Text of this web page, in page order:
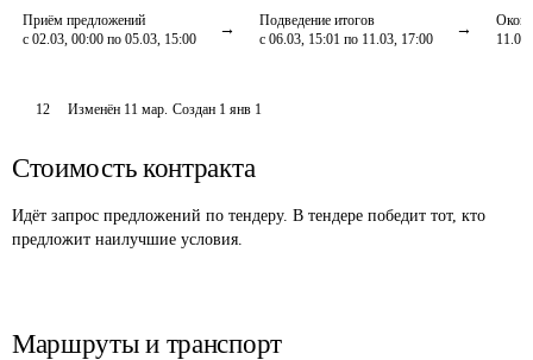
Приём предложений
с 02.03, 00:00 по 05.03, 15:00
Подведение итогов
с 06.03, 15:01 по 11.03, 17:00
12 Изменён 11 мар. Создан 1 янв 1
Стоимость контракта
Идёт запрос предложений по тендеру. В тендере победит тот, кто
предложит наилучшие условия.
Маршруты и транспорт